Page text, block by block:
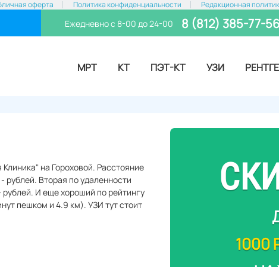
оферта Политика конфиденциальности Редакционная
Ежедневно с 8-00 до 24-00 8 (812) 385-77-56
МРТ КТ ПЭТ-КТ УЗИ
на Гороховой. Расстояние
рублей. Вторая по удаленности
И еще хороший по рейтингу
пешком и 4.9 км). УЗИ тут стоит
1000